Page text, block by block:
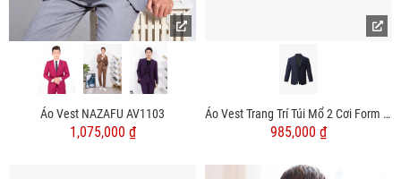
Áo Vest NAZAFU AV1103
1,075,000 ₫
Áo Vest Trang Trí Túi Mổ 2 Cơi Form Slimfit AV034
985,000 ₫